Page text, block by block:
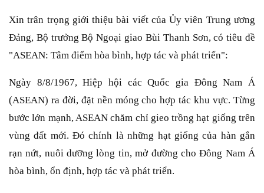
Xin trân trọng giới thiệu bài viết của Ủy viên Trung ương
Đảng, Bộ trưởng Bộ Ngoại giao Bùi Thanh Sơn, có tiêu đề
"ASEAN: Tâm điểm hòa bình, hợp tác và phát triển":
Ngày 8/8/1967, Hiệp hội các Quốc gia Đông Nam Á
(ASEAN) ra đời, đặt nền móng cho hợp tác khu vực. Từng
bước lớn mạnh, ASEAN chăm chỉ gieo trồng hạt giống trên
vùng đất mới. Đó chính là những hạt giống của hàn gắn
rạn nứt, nuôi dưỡng lòng tin, mở đường cho Đông Nam Á
hòa bình, ổn định, hợp tác và phát triển.